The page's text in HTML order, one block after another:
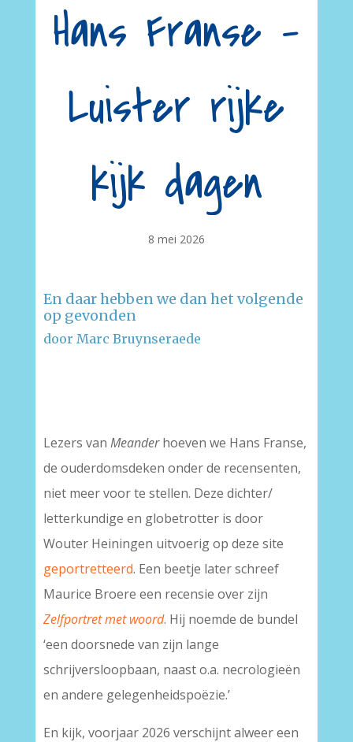
Hans Franse –
Luister rijke
kijk dagen
8 mei 2026
En daar hebben we dan het volgende
op gevonden
door Marc Bruynseraede
Lezers van Meanderhoeven we Hans Franse,
de ouderdomsdeken onder de recensenten,
niet meer voor te stellen. Deze dichter/
letterkundige en globetrotter is door
Wouter Heiningen uitvoerig op deze site
geportretteerd. Een beetje later schreef
Maurice Broere een recensie over zijn
Zelfportret met woord. Hij noemde de bundel
‘een doorsnede van zijn lange
schrijversloopbaan, naast o.a. necrologieën
en andere gelegenheidspoëzie.’
En kijk, voorjaar 2026 verschijnt alweer een